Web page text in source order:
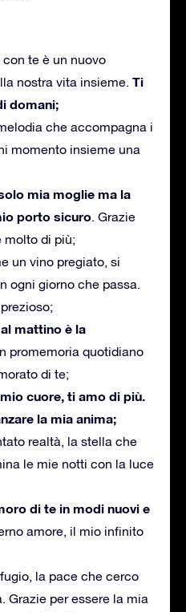
te è un nuovo
nostra vita insieme. Ti
domani;
che accompagna i
momento insieme una
mia moglie ma la
porto sicuro. Grazie
molto di più;
un vino pregiato, si
ogni giorno che passa.
mattino è la
promemoria quotidiano
di te;
cuore, ti amo di più.
la mia anima;
realtà, la stella che
le mie notti con la luce
di te in modi nuovi e
amore, il mio infinito
la pace che cerco
Grazie per essere la mia